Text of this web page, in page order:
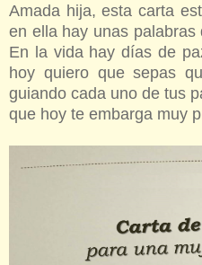
Amada hija, esta carta
en ella hay unas palabras
En la vida hay días de
hoy quiero que sepas
guiando cada uno de tus
que hoy te embarga muy